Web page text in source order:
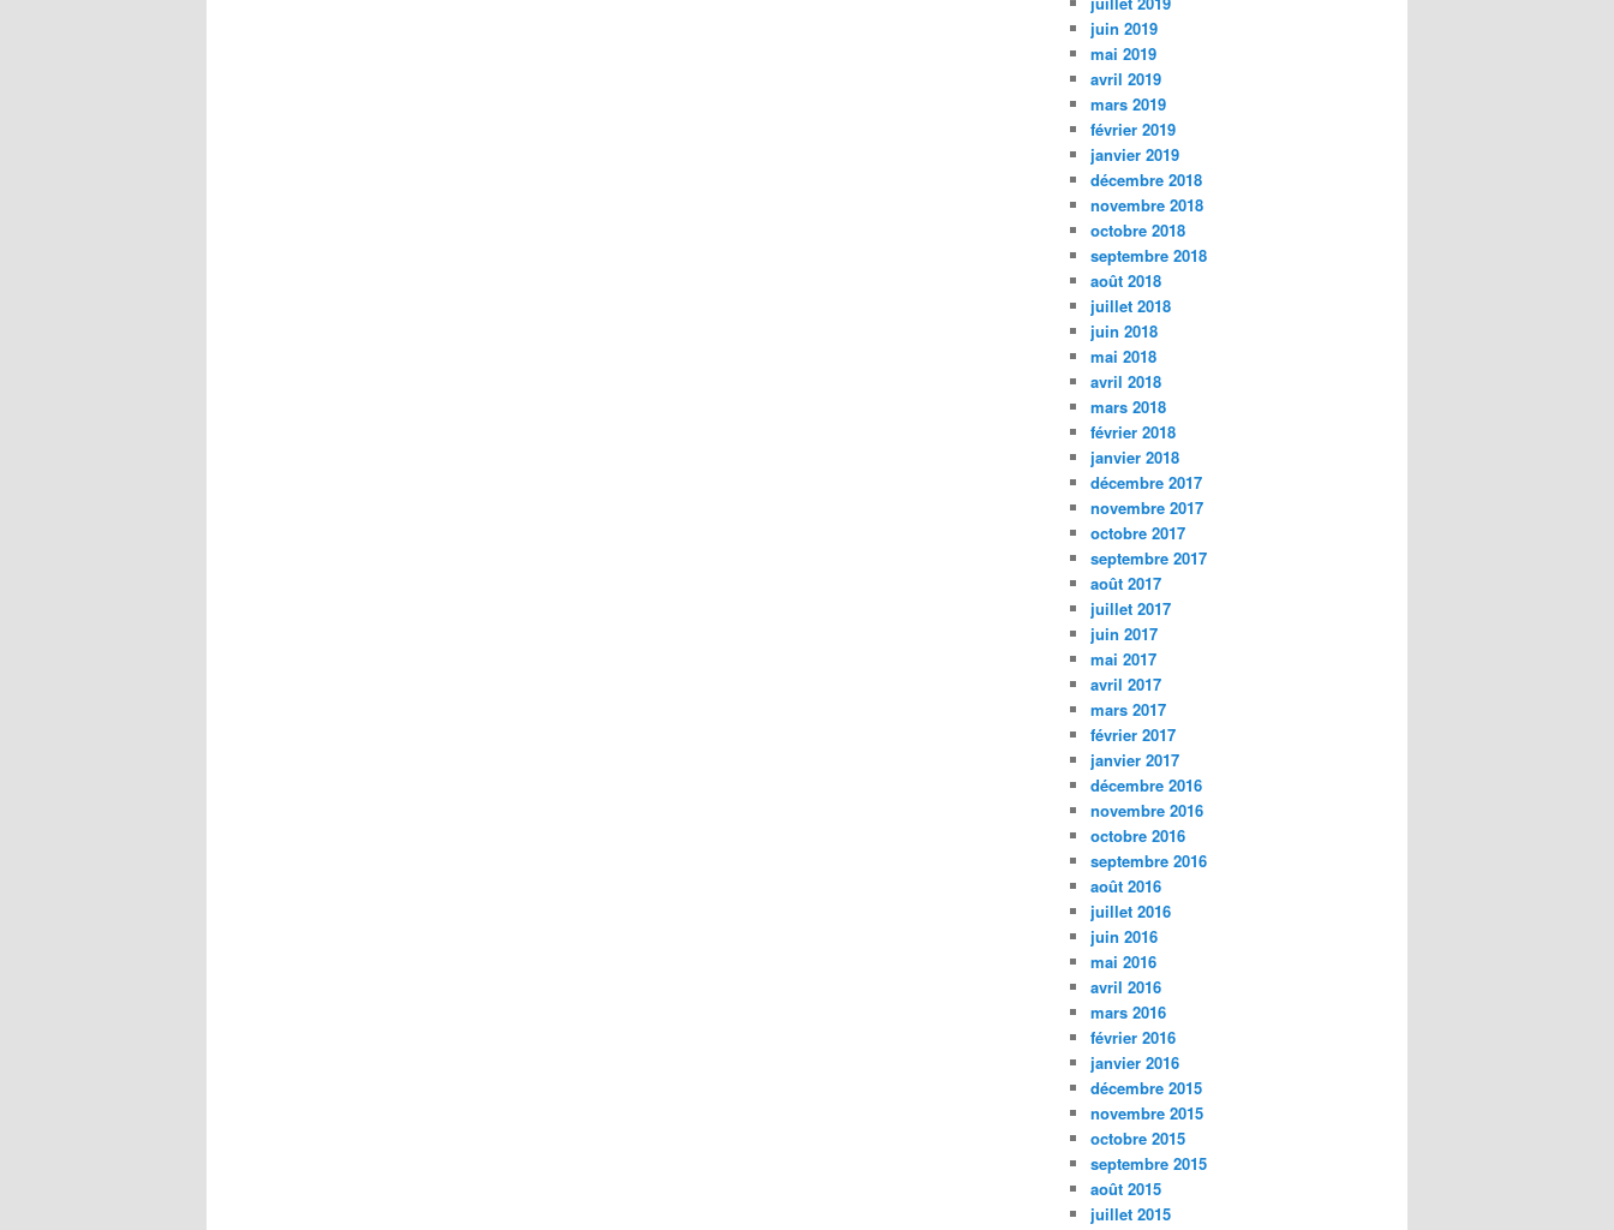
juin 2019
mai 2019
avril 2019
mars 2019
février 2019
janvier 2019
décembre 2018
novembre 2018
octobre 2018
septembre 2018
août 2018
juillet 2018
juin 2018
mai 2018
avril 2018
mars 2018
février 2018
janvier 2018
décembre 2017
novembre 2017
octobre 2017
septembre 2017
août 2017
juillet 2017
juin 2017
mai 2017
avril 2017
mars 2017
février 2017
janvier 2017
décembre 2016
novembre 2016
octobre 2016
septembre 2016
août 2016
juillet 2016
juin 2016
mai 2016
avril 2016
mars 2016
février 2016
janvier 2016
décembre 2015
novembre 2015
octobre 2015
septembre 2015
août 2015
juillet 2015